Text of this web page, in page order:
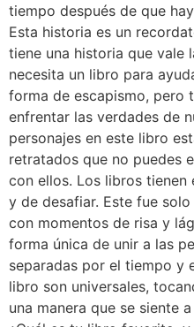
tiempo después de que
Esta historia es un
tiene una historia que vale
necesita un libro para
forma de escapismo, pero
enfrentar las verdades de
personajes en este libro
retratados que no puedes
con ellos. Los libros tienen
y de desafiar. Este fue
con momentos de risa y
forma única de unir a las
separadas por el tiempo y
libro son universales,
una manera que se siente